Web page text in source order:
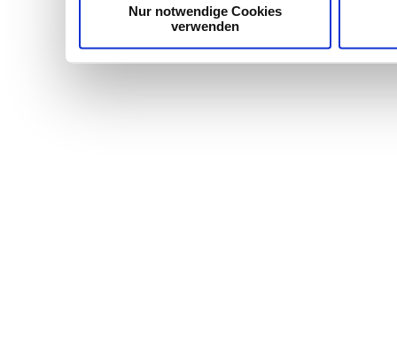
Nur notwendige Cookies
verwenden